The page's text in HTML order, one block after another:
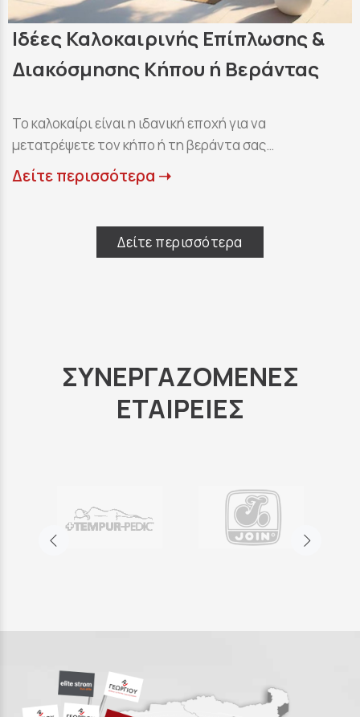
Ιδέες Καλοκαιρινής Επίπλωσης &
Διακόσμησης Κήπου ή Βεράντας
Το καλοκαίρι είναι η ιδανική εποχή για να
μετατρέψετε τον κήπο ή τη βεράντα σας…
Δείτε περισσότερα ➝
Δείτε περισσότερα
ΣΥΝΕΡΓΑΖΟΜΕΝΕΣ
ΕΤΑΙΡΕΙΕΣ